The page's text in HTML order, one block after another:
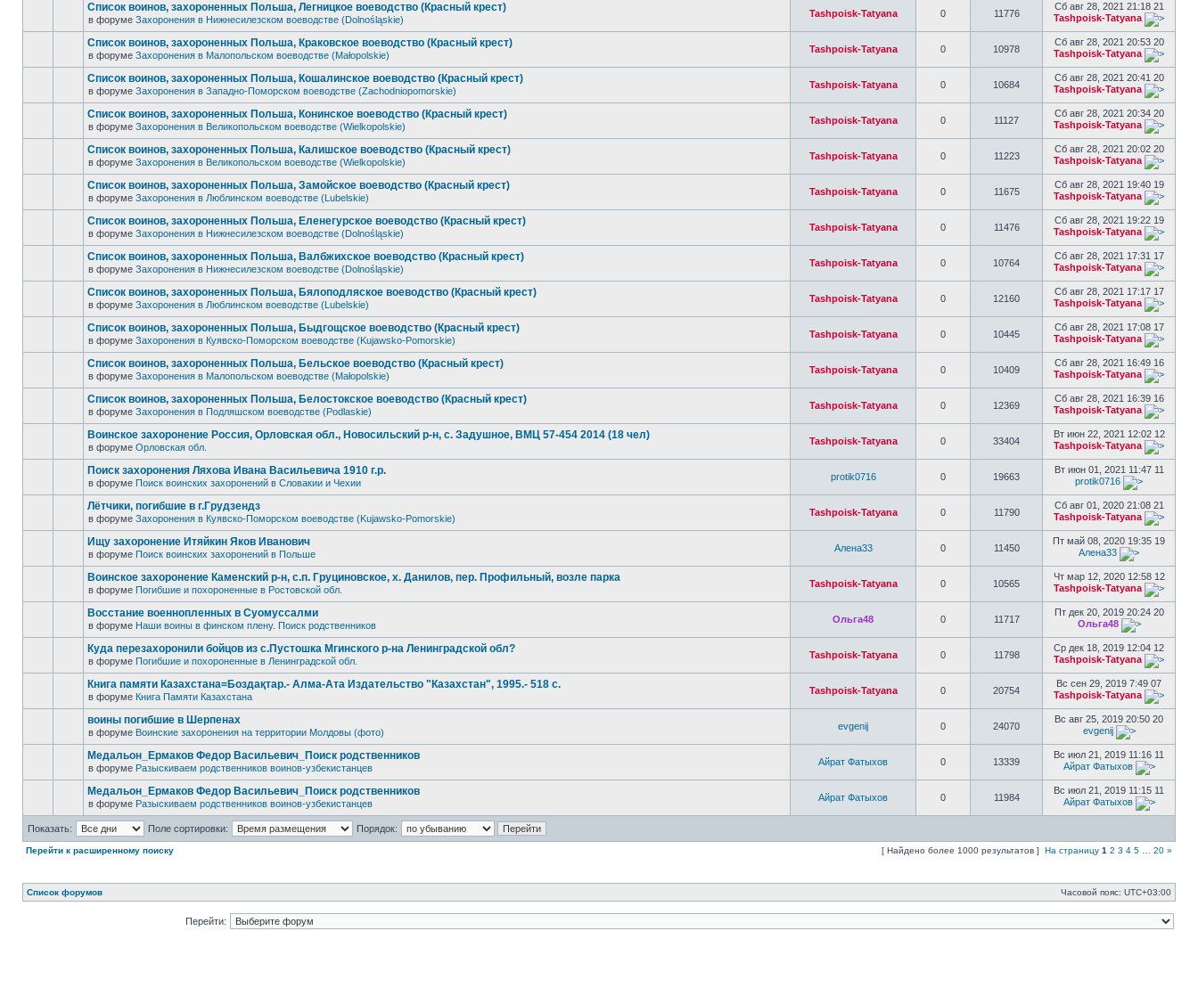
Список воинов, захороненных Польша, Легницкое воеводство (Красный крест)
в форуме Захоронения в Нижнесилезском воеводстве (Dolnośląskie)
Tashpoisk-Tatyana 0 11776
Сб авг 28, 2021 21:18 21
Tashpoisk-Tatyana
Список воинов, захороненных Польша, Краковское воеводство (Красный крест)
в форуме Захоронения в Малопольском воеводстве (Małopolskie)
Tashpoisk-Tatyana 0 10978
Сб авг 28, 2021 20:53 20
Tashpoisk-Tatyana
Список воинов, захороненных Польша, Кошалинское воеводство (Красный крест)
в форуме Захоронения в Западно-Поморском воеводстве (Zachodniopomorskie)
Tashpoisk-Tatyana 0 10684
Сб авг 28, 2021 20:41 20
Tashpoisk-Tatyana
Список воинов, захороненных Польша, Конинское воеводство (Красный крест)
в форуме Захоронения в Великопольском воеводстве (Wielkopolskie)
Tashpoisk-Tatyana 0 11127
Сб авг 28, 2021 20:34 20
Tashpoisk-Tatyana
Список воинов, захороненных Польша, Калишское воеводство (Красный крест)
в форуме Захоронения в Великопольском воеводстве (Wielkopolskie)
Tashpoisk-Tatyana 0 11223
Сб авг 28, 2021 20:02 20
Tashpoisk-Tatyana
Список воинов, захороненных Польша, Замойское воеводство (Красный крест)
в форуме Захоронения в Люблинском воеводстве (Lubelskie)
Tashpoisk-Tatyana 0 11675
Сб авг 28, 2021 19:40 19
Tashpoisk-Tatyana
Список воинов, захороненных Польша, Еленегурское воеводство (Красный крест)
в форуме Захоронения в Нижнесилезском воеводстве (Dolnośląskie)
Tashpoisk-Tatyana 0 11476
Сб авг 28, 2021 19:22 19
Tashpoisk-Tatyana
Список воинов, захороненных Польша, Валбжихское воеводство (Красный крест)
в форуме Захоронения в Нижнесилезском воеводстве (Dolnośląskie)
Tashpoisk-Tatyana 0 10764
Сб авг 28, 2021 17:31 17
Tashpoisk-Tatyana
Список воинов, захороненных Польша, Бялоподляское воеводство (Красный крест)
в форуме Захоронения в Люблинском воеводстве (Lubelskie)
Tashpoisk-Tatyana 0 12160
Сб авг 28, 2021 17:17 17
Tashpoisk-Tatyana
Список воинов, захороненных Польша, Быдгощское воеводство (Красный крест)
в форуме Захоронения в Куявско-Поморском воеводстве (Kujawsko-Pomorskie)
Tashpoisk-Tatyana 0 10445
Сб авг 28, 2021 17:08 17
Tashpoisk-Tatyana
Список воинов, захороненных Польша, Бельское воеводство (Красный крест)
в форуме Захоронения в Малопольском воеводстве (Małopolskie)
Tashpoisk-Tatyana 0 10409
Сб авг 28, 2021 16:49 16
Tashpoisk-Tatyana
Список воинов, захороненных Польша, Белостокское воеводство (Красный крест)
в форуме Захоронения в Подляшском воеводстве (Podlaskie)
Tashpoisk-Tatyana 0 12369
Сб авг 28, 2021 16:39 16
Tashpoisk-Tatyana
Воинское захоронение Россия, Орловская обл., Новосильский р-н, с. Задушное, ВМЦ 57-454 2014 (18 чел)
в форуме Орловская обл.
Tashpoisk-Tatyana 0 33404
Вт июн 22, 2021 12:02 12
Tashpoisk-Tatyana
Поиск захоронения Ляхова Ивана Васильевича 1910 г.р.
в форуме Поиск воинских захоронений в Словакии и Чехии
protik0716 0 19663
Вт июн 01, 2021 11:47 11
protik0716
Лётчики, погибшие в г.Грудзендз
в форуме Захоронения в Куявско-Поморском воеводстве (Kujawsko-Pomorskie)
Tashpoisk-Tatyana 0 11790
Сб авг 01, 2020 21:08 21
Tashpoisk-Tatyana
Ищу захоронение Итяйкин Яков Иванович
в форуме Поиск воинских захоронений в Польше
Алена33 0 11450
Пт май 08, 2020 19:35 19
Алена33
Воинское захоронение Каменский р-н, с.п. Груциновское, х. Данилов, пер. Профильный, возле парка
в форуме Погибшие и похороненные в Ростовской обл.
Tashpoisk-Tatyana 0 10565
Чт мар 12, 2020 12:58 12
Tashpoisk-Tatyana
Восстание военнопленных в Суомуссалми
в форуме Наши воины в финском плену. Поиск родственников
Ольга48 0 11717
Пт дек 20, 2019 20:24 20
Ольга48
Куда перезахоронили бойцов из с.Пустошка Мгинского р-на Ленинградской обл?
в форуме Погибшие и похороненные в Ленинградской обл.
Tashpoisk-Tatyana 0 11798
Ср дек 18, 2019 12:04 12
Tashpoisk-Tatyana
Книга памяти Казахстана=Боздақтар.- Алма-Ата Издательство "Казахстан", 1995.- 518 с.
в форуме Книга Памяти Казахстана
Tashpoisk-Tatyana 0 20754
Вс сен 29, 2019 7:49 07
Tashpoisk-Tatyana
воины погибшие в Шерпенах
в форуме Воинские захоронения на территории Молдовы (фото)
evgenij 0 24070
Вс авг 25, 2019 20:50 20
evgenij
Медальон_Ермаков Федор Васильевич_Поиск родственников
в форуме Разыскиваем родственников воинов-узбекистанцев
Айрат Фатыхов 0 13339
Вс июл 21, 2019 11:16 11
Айрат Фатыхов
Медальон_Ермаков Федор Васильевич_Поиск родственников
в форуме Разыскиваем родственников воинов-узбекистанцев
Айрат Фатыхов 0 11984
Вс июл 21, 2019 11:15 11
Айрат Фатыхов
Показать: Поле сортировки: Порядок:
Перейти к расширенному поиску [ Найдено более 1000 результатов ] На страницу 1 2 3 4 5 20 »
Список форумов Часовой пояс: UTC+03:00
Перейти: